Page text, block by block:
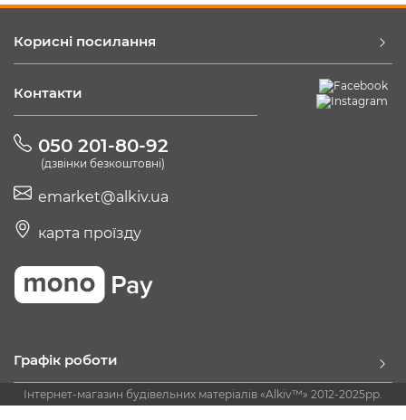
Корисні посилання
Контакти
050 201-80-92
(дзвінки безкоштовні)
emarket@alkiv.ua
карта проїзду
Графік роботи
Інтернет-магазин будівельних матеріалів «Alkiv™» 2012-2025рр.